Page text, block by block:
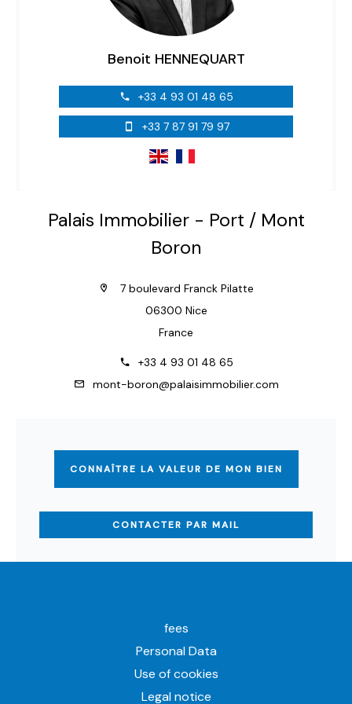
Benoit HENNEQUART
+33 4 93 01 48 65
+33 7 87 91 79 97
Palais Immobilier - Port / Mont
Boron
7 boulevard Franck Pilatte
06300 Nice
France
+33 4 93 01 48 65
mont-boron@palaisimmobilier.com
CONNAÎTRE LA VALEUR DE MON BIEN
CONTACTER PAR MAIL
fees
Personal Data
Use of cookies
Legal notice